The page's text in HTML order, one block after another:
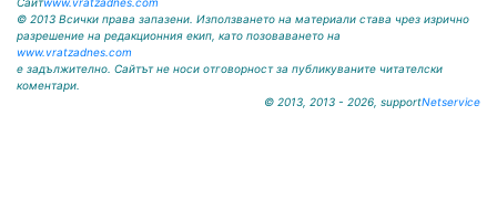
© 2013 Всички права запазени. Използването на материали става чрез изрично
разрешение на редакционния екип, като позоваването на
www.vratzadnes.com
е задължително. Сайтът не носи отговорност за публикуваните читателски
коментари.
© 2013, 2013 - 2026, supportNetservice